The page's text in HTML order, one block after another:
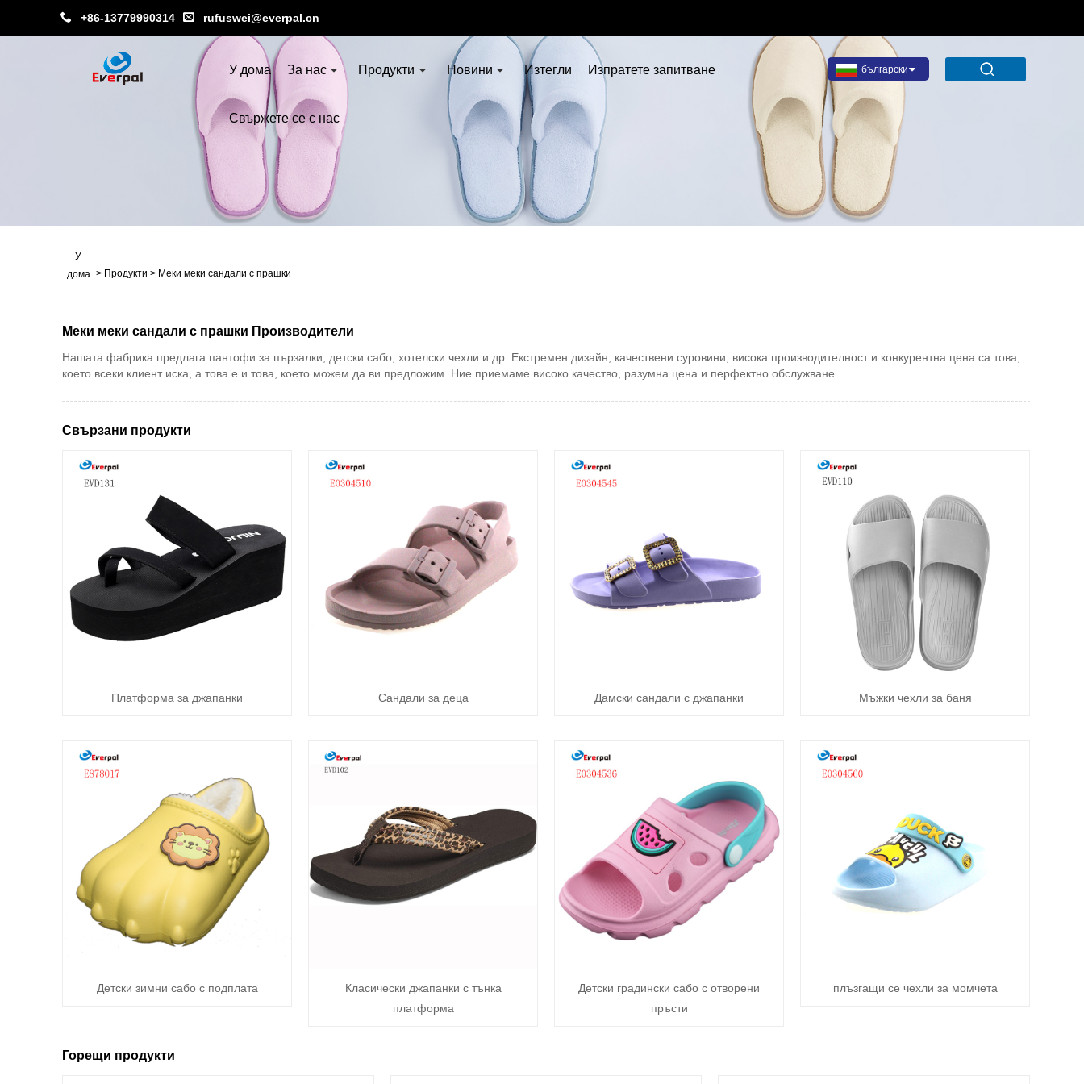
+86-13779990314 rufuswei@everpal.cn
български
У дома За нас Продукти Новини Изтегли Изпратете запитване
Свържете се с нас
У
дома > Продукти > Меки меки сандали с прашки
Меки меки сандали с прашки Производители
Нашата фабрика предлага пантофи за пързалки, детски сабо, хотелски чехли и др. Екстремен дизайн, качествени суровини, висока производителност и конкурентна цена са това,
което всеки клиент иска, а това е и това, което можем да ви предложим. Ние приемаме високо качество, разумна цена и перфектно обслужване.
Свързани продукти
Платформа за джапанки Сандали за деца Дамски сандали с джапанки Мъжки чехли за баня
Детски зимни сабо с подплата
Класически джапанки с тънка
платформа
Детски градински сабо с отворени
пръсти
плъзгащи се чехли за момчета
Горещи продукти